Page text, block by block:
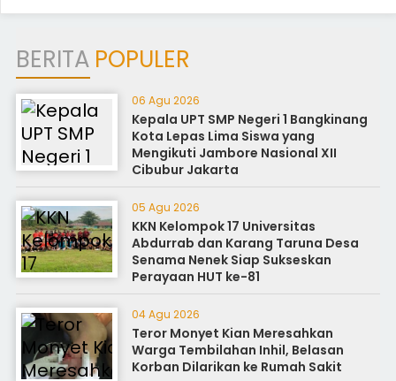
BERITA POPULER
06 Agu 2026
Kepala UPT SMP Negeri 1 Bangkinang
Kota Lepas Lima Siswa yang
Mengikuti Jambore Nasional XII
Cibubur Jakarta
05 Agu 2026
KKN Kelompok 17 Universitas
Abdurrab dan Karang Taruna Desa
Senama Nenek Siap Sukseskan
Perayaan HUT ke-81
04 Agu 2026
Teror Monyet Kian Meresahkan
Warga Tembilahan Inhil, Belasan
Korban Dilarikan ke Rumah Sakit